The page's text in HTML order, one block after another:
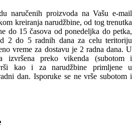
naručenih proizvoda na Vašu e-mail
kreiranja narudžbine, od tog trenutka
do 15 časova od ponedeljka do petka,
2 do 5 radnih dana za celu teritoriju
vreme za dostavu je 2 radna dana. U
izvršena preko vikenda (subotom i
kao i za narudžbine primljene u
dan. Isporuke se ne vrše subotom i